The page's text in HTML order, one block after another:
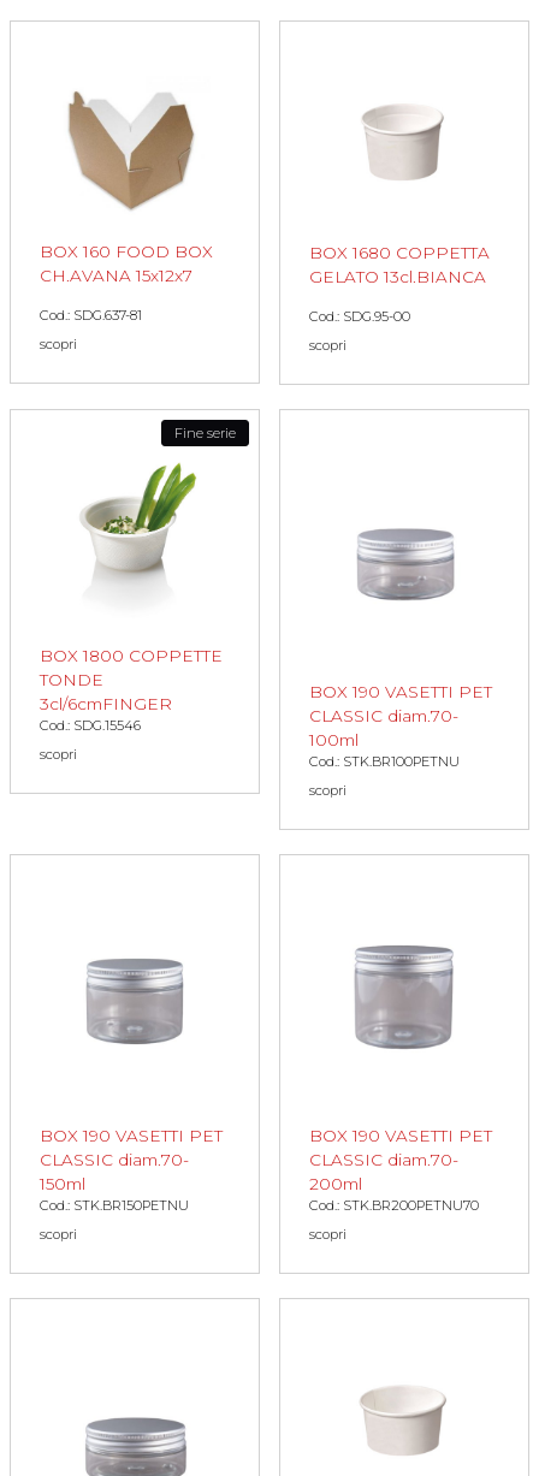
BOX 160 FOOD BOX
CH.AVANA 15x12x7
Cod.: SDG.637-81
scopri
BOX 1680 COPPETTA
GELATO 13cl.BIANCA
Cod.: SDG.95-00
scopri
Fine serie
BOX 1800 COPPETTE
TONDE
3cl/6cmFINGER
Cod.: SDG.15546
scopri
BOX 190 VASETTI PET
CLASSIC diam.70-
100ml
Cod.: STK.BR100PETNU
scopri
BOX 190 VASETTI PET
CLASSIC diam.70-
150ml
Cod.: STK.BR150PETNU
scopri
BOX 190 VASETTI PET
CLASSIC diam.70-
200ml
Cod.: STK.BR200PETNU70
scopri